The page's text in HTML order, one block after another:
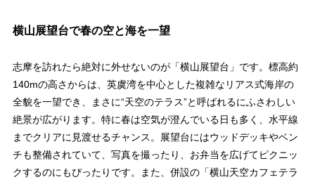
横山展望台で春の空と海を一望
志摩を訪れたら絶対に外せないのが「横山展望台」です。標高約
140mの高さからは、英虞湾を中心とした複雑なリアス式海岸の
全貌を一望でき、まさに“天空のテラス”と呼ばれるにふさわしい
絶景が広がります。特に春は空気が澄んでいる日も多く、水平線
までクリアに見渡せるチャンス。展望台にはウッドデッキやベン
チも整備されていて、写真を撮ったり、お弁当を広げてピクニッ
クするのにもぴったりです。また、併設の「横山天空カフェテラ